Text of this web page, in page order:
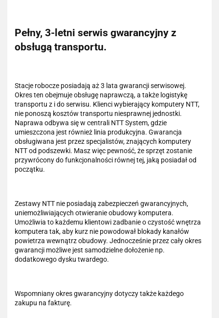
Pełny, 3-letni serwis gwarancyjny z
obsługą transportu.
Stacje robocze posiadają aż 3 lata gwarancji serwisowej.
Okres ten obejmuje obsługę naprawczą, a także logistykę
transportu z i do serwisu. Klienci wybierający komputery NTT,
nie ponoszą kosztów transportu niesprawnej jednostki.
Naprawa odbywa się w centrali NTT System, gdzie
umieszczona jest również linia produkcyjna. Gwarancja
obsługiwana jest przez specjalistów, znających komputery
NTT od podszewki. Masz więc pewność, że sprzęt zostanie
przywrócony do funkcjonalności równej tej, jaką posiadał od
początku.
Zestawy NTT nie posiadają zabezpieczeń gwarancyjnych,
uniemożliwiających otwieranie obudowy komputera.
Umożliwia to każdemu klientowi zadbanie o czystość wnętrza
komputera tak, aby kurz nie powodował blokady kanałów
powietrza wewnątrz obudowy. Jednocześnie przez cały okres
gwarancji możliwe jest samodzielne dołożenie np.
dodatkowego dysku twardego.
Wspomniany okres gwarancyjny dotyczy także każdego
zakupu na fakturę.